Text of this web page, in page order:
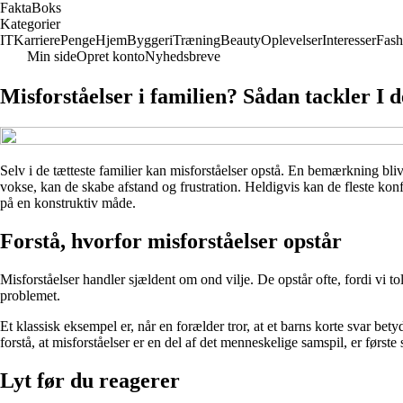
FaktaBoks
Kategorier
ITKarrierePengeHjemByggeriTræningBeautyOplevelserInteresser
Min sideOpret kontoNyhedsbreve
Misforståelser i familien? Sådan tackler I
Selv i de tætteste familier kan misforståelser opstå. En bemærkning
vokse, kan de skabe afstand og frustration. Heldigvis kan de fleste
på en konstruktiv måde.
Forstå, hvorfor misforståelser opstår
Misforståelser handler sjældent om ond vilje. De opstår ofte, fordi vi
problemet.
Et klassisk eksempel er, når en forælder tror, at et barns korte svar
forstå, at misforståelser er en del af det menneskelige samspil, er
Lyt før du reagerer